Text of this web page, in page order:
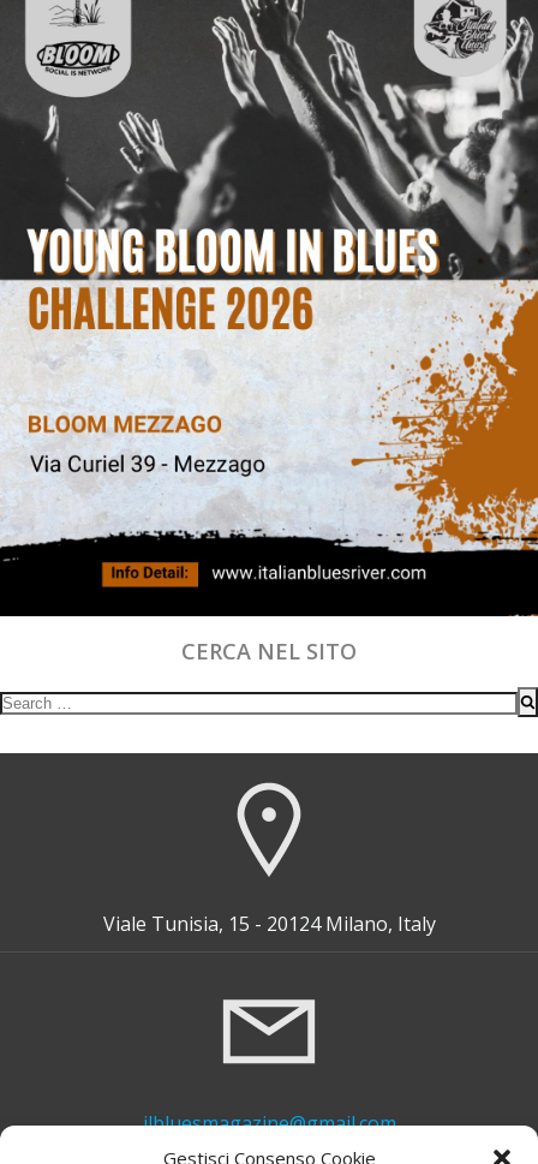
Gestisci Consenso Cookie
CERCA NEL SITO
Search
Viale Tunisia, 15 - 20124 Milano, Italy
ilbluesmagazine@gmail.com